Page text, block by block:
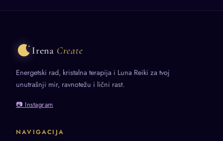
Irena Create
Energetski rad, kristalna terapija i Luna Reiki za tvoj
unutrašnji mir, ravnotežu i lični rast.
📷 Instagram
NAVIGACIJA